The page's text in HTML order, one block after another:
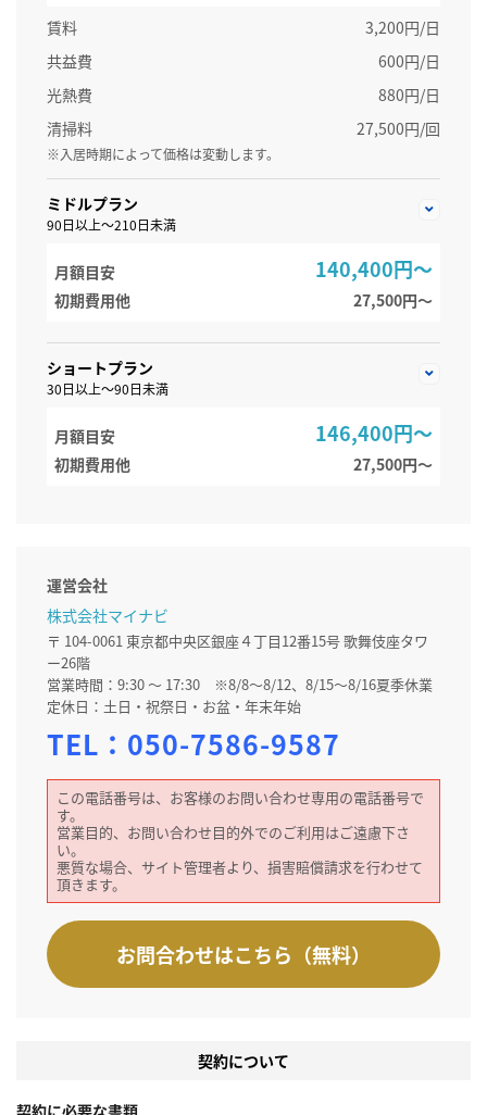
賃料
3,200円/日
共益費
600円/日
光熱費
880円/日
清掃料
27,500円/回
※入居時期によって価格は変動します。
ミドルプラン
90日以上～210日未満
月額目安 140,400円～
初期費用他 27,500円〜
ショートプラン
30日以上～90日未満
月額目安 146,400円～
初期費用他 27,500円〜
運営会社
株式会社マイナビ
〒 104-0061 東京都中央区銀座４丁目12番15号 歌舞伎座タワ
ー26階
営業時間：9:30 ～ 17:30 ※8/8～8/12、8/15～8/16夏季休業
定休日：土日・祝祭日・お盆・年末年始
TEL： 050-7586-9587
この電話番号は、お客様のお問い合わせ専用の電話番号で
す。
営業目的、お問い合わせ目的外でのご利用はご遠慮下さ
い。
悪質な場合、サイト管理者より、損害賠償請求を行わせて
頂きます。
お問合わせはこちら（無料）
契約について